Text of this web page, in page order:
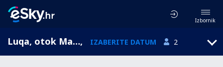
Izbornik
Luqa, otok Malta, Malta, IZABERITE DATUM 2